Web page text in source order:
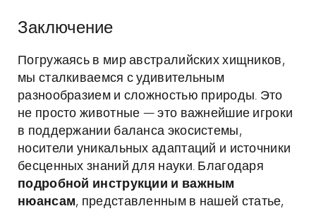
Заключение
Погружаясь в мир австралийских хищников,
мы сталкиваемся с удивительным
разнообразием и сложностью природы. Это
не просто животные — это важнейшие игроки
в поддержании баланса экосистемы,
носители уникальных адаптаций и источники
бесценных знаний для науки. Благодаря
подробной инструкции и важным
нюансам, представленным в нашей статье,